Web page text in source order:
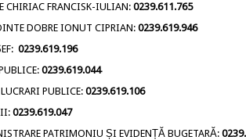
CHIRIAC FRANCISK-IULIAN:0239.611.765
DOBRE IONUT CIPRIAN:0239.619.946
0239.619.196
0239.619.044
PUBLICE:0239.619.106
0239.619.047
PATRIMONIU ȘI EVIDENȚĂ BUGETARĂ: